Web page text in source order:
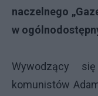
naczelnego
w
Wywodzący
komunistów